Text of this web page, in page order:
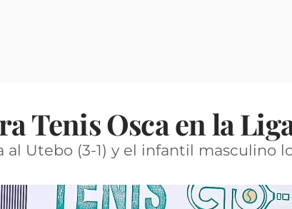
Tenis Osca en la
Utebo (3-1) y el infantil masculino